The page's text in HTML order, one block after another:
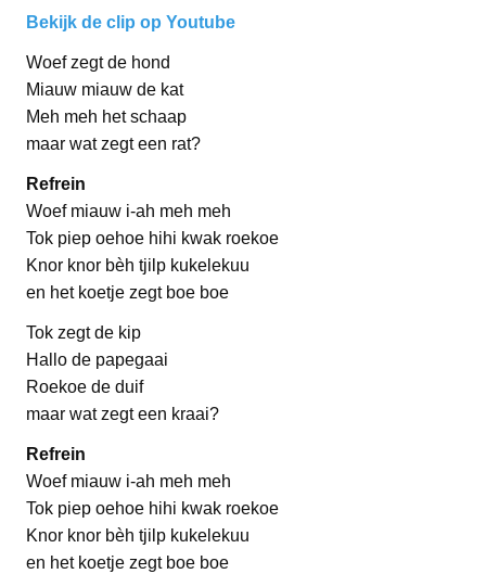
Bekijk de clip op Youtube
Woef zegt de hond
Miauw miauw de kat
Meh meh het schaap
maar wat zegt een rat?
Refrein
Woef miauw i-ah meh meh
Tok piep oehoe hihi kwak roekoe
Knor knor bèh tjilp kukelekuu
en het koetje zegt boe boe
Tok zegt de kip
Hallo de papegaai
Roekoe de duif
maar wat zegt een kraai?
Refrein
Woef miauw i-ah meh meh
Tok piep oehoe hihi kwak roekoe
Knor knor bèh tjilp kukelekuu
en het koetje zegt boe boe